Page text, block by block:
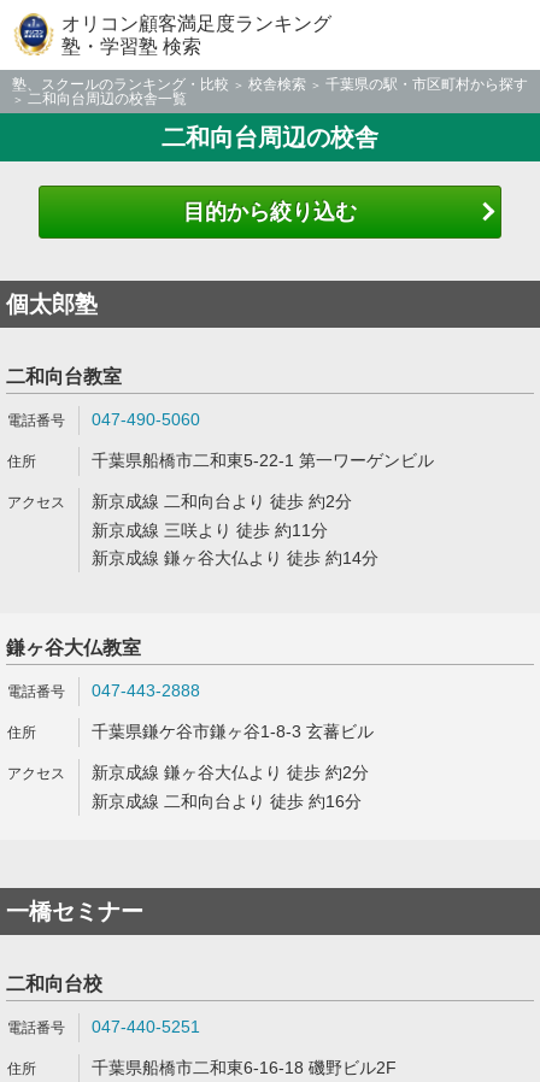
オリコン顧客満足度ランキング
塾・学習塾 検索
塾、スクールのランキング・比較 校舎検索
千葉県の駅・市区町村から探す
二和向台周辺の校舎一覧
二和向台周辺の校舎
目的から絞り込む
個太郎塾
二和向台教室
047-490-5060
千葉県船橋市二和東5-22-1 第一ワーゲンビル
新京成線 二和向台より 徒歩 約2分
新京成線 三咲より 徒歩 約11分
新京成線 鎌ヶ谷大仏より 徒歩 約14分
鎌ヶ谷大仏教室
047-443-2888
千葉県鎌ケ谷市鎌ヶ谷1-8-3 玄蕃ビル
新京成線 鎌ヶ谷大仏より 徒歩 約2分
新京成線 二和向台より 徒歩 約16分
一橋セミナー
二和向台校
047-440-5251
千葉県船橋市二和東6-16-18 磯野ビル2F